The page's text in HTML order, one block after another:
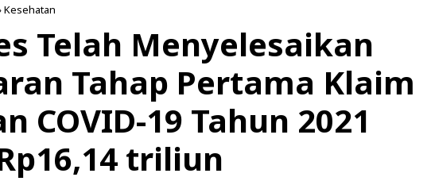
Kesehatan
Telah Menyelesaikan
Tahap Pertama Klaim
COVID-19 Tahun 2021
triliun